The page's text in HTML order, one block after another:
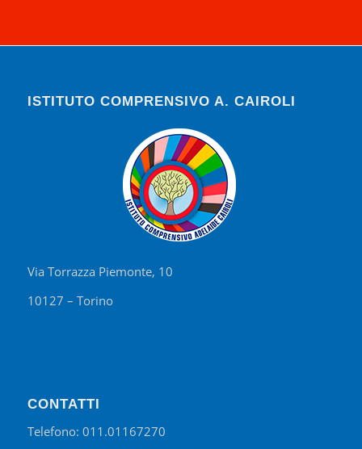
ISTITUTO COMPRENSIVO A. CAIROLI
Via Torrazza Piemonte, 10
10127 – Torino
CONTATTI
Telefono: 011.01167270